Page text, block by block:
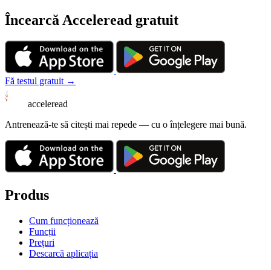
Încearcă Acceleread gratuit
Fă testul gratuit →
acceleread
Antrenează-te să citești mai repede — cu o înțelegere mai bună.
Produs
Cum funcționează
Funcții
Prețuri
Descarcă aplicația